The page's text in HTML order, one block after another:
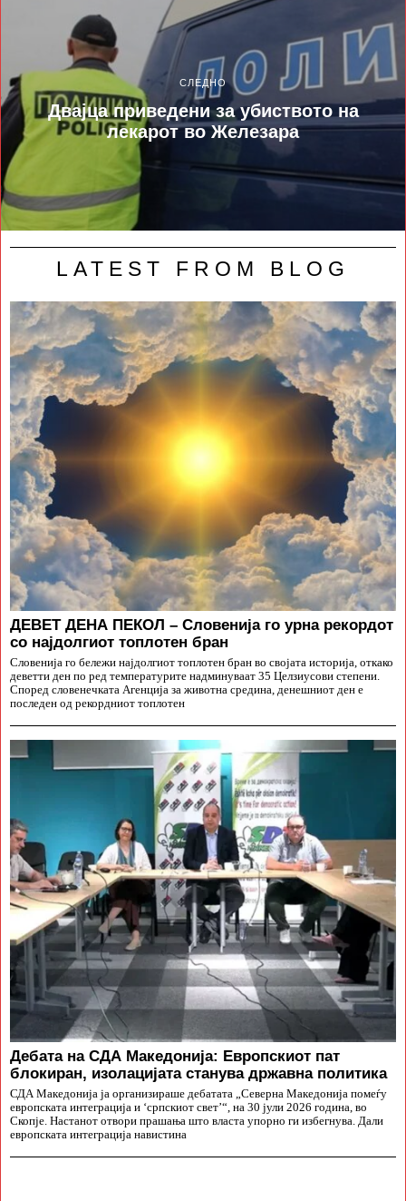
СЛЕДНО
Двајца приведени за убиството на
лекарот во Железара
LATEST FROM BLOG
ДЕВЕТ ДЕНА ПЕКОЛ – Словенија го урна рекордот
со најдолгиот топлотен бран
Словенија го бележи најдолгиот топлотен бран во својата историја, откако
деветти ден по ред температурите надминуваат 35 Целзиусови степени.
Според словенечката Агенција за животна средина, денешниот ден е
последен од рекордниот топлотен
Дебата на СДА Македонија: Европскиот пат
блокиран, изолацијата станува државна политика
СДА Македонија ја организираше дебатата „Северна Македонија помеѓу
европската интеграција и ‘српскиот свет’“, на 30 јули 2026 година, во
Скопје. Настанот отвори прашања што власта упорно ги избегнува. Дали
европската интеграција навистина